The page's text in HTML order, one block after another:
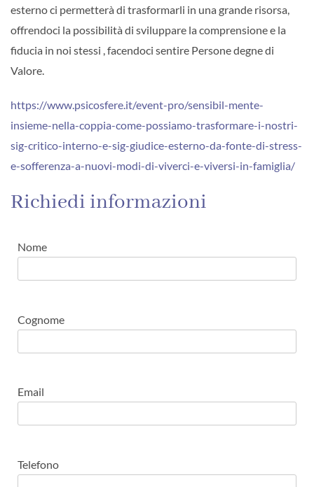
esterno ci permetterà di trasformarli in una grande risorsa,
offrendoci la possibilità di sviluppare la comprensione e la
fiducia in noi stessi , facendoci sentire Persone degne di
Valore.
https://www.psicosfere.it/event-pro/sensibil-mente-
insieme-nella-coppia-come-possiamo-trasformare-i-nostri-
sig-critico-interno-e-sig-giudice-esterno-da-fonte-di-stress-
e-sofferenza-a-nuovi-modi-di-viverci-e-viversi-in-famiglia/
Richiedi informazioni
Nome
Cognome
Email
Telefono